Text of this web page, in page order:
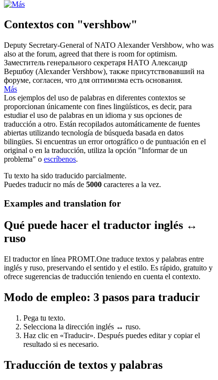
Contextos con "vershbow"
Deputy Secretary-General of NATO AlexanderVershbow, who was
also at the forum, agreed that there is room for optimism.
Заместитель генерального секретаря НАТО Александр
Вершбоу (Alexander Vershbow), также присутствовавший на
форуме, согласен, что для оптимизма есть основания.
Más
Los ejemplos del uso de palabras en diferentes contextos se
proporcionan únicamente con fines lingüísticos, es decir, para
estudiar el uso de palabras en un idioma y sus opciones de
traducción a otro. Están recopilados automáticamente de fuentes
abiertas utilizando tecnología de búsqueda basada en datos
bilingües. Si encuentras un error ortográfico o de puntuación en el
original o en la traducción, utiliza la opción "Informar de un
problema" o escríbenos.
Tu texto ha sido traducido parcialmente.
Puedes traducir no más de 5000 caracteres a la vez.
Examples and translation for
Qué puede hacer el traductor inglés ↔
ruso
El traductor en línea PROMT.One traduce textos y palabras entre
inglés y ruso, preservando el sentido y el estilo. Es rápido, gratuito y
ofrece sugerencias de traducción teniendo en cuenta el contexto.
Modo de empleo: 3 pasos para traducir
Pega tu texto.
Selecciona la dirección inglés ↔ ruso.
Haz clic en «Traducir». Después puedes editar y copiar el
resultado si es necesario.
Traducción de textos y palabras